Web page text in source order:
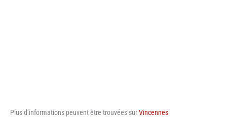
Plus d’informations peuvent être trouvées surVincennes